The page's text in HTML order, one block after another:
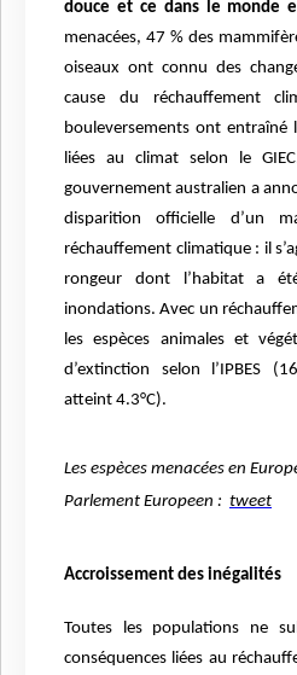
douce et ce dans le monde
menacées, 47 % des
oiseaux ont connu des
cause du réchauffement
bouleversements ont entraîné
liées au climat selon le
gouvernement australien a
disparition officielle d’un
réchauffement climatique : il
rongeur dont l’habitat a
inondations. Avec un
les espèces animales et
d’extinction selon l’IPBES
atteint 4.3°C).
Les espèces menacées en
Parlement Europeen : tweet
Accroissement des inégalités
Toutes les populations ne
conséquences liées au